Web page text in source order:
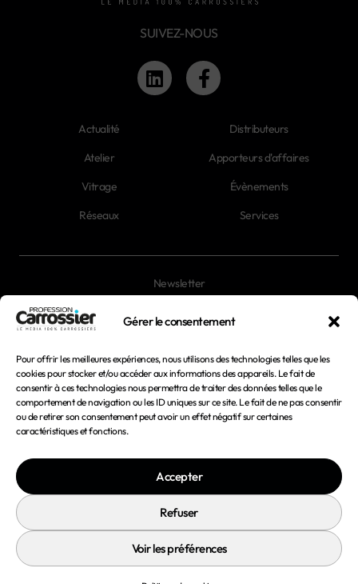
Gérer le consentement
Pour offrir les meilleures expériences, nous utilisons des technologies telles que les
cookies pour stocker et/ou accéder aux informations des appareils. Le fait de
consentir à ces technologies nous permettra de traiter des données telles que le
comportement de navigation ou les ID uniques sur ce site. Le fait de ne pas consentir
ou de retirer son consentement peut avoir un effet négatif sur certaines
caractéristiques et fonctions.
Accepter
Refuser
Voir les préférences
SUIVEZ-NOUS
Actualité
Atelier
Vitrage
Réseaux
Distributeurs
Apporteurs d'affaires
Évènements
Services
Newsletter
Mentions légales
Conditions générales d'utilisation
Conditions générales de vente
Politique de cookies
© 2026 Profession Carrossier - Tous droits réservés